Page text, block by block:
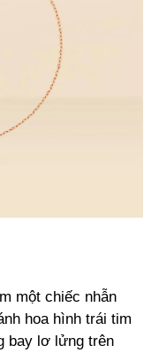
một chiếc nhẫn
hoa hình trái tim
bay lơ lửng trên